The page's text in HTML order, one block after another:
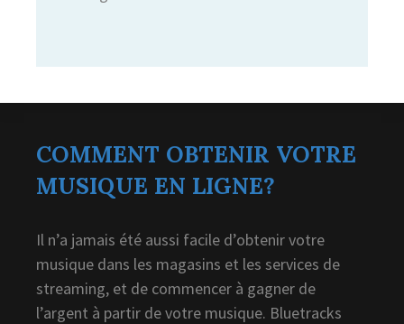
COMMENT OBTENIR VOTRE
MUSIQUE EN LIGNE?
Il n’a jamais été aussi facile d’obtenir votre
musique dans les magasins et les services de
streaming, et de commencer à gagner de
l’argent à partir de votre musique. Bluetracks